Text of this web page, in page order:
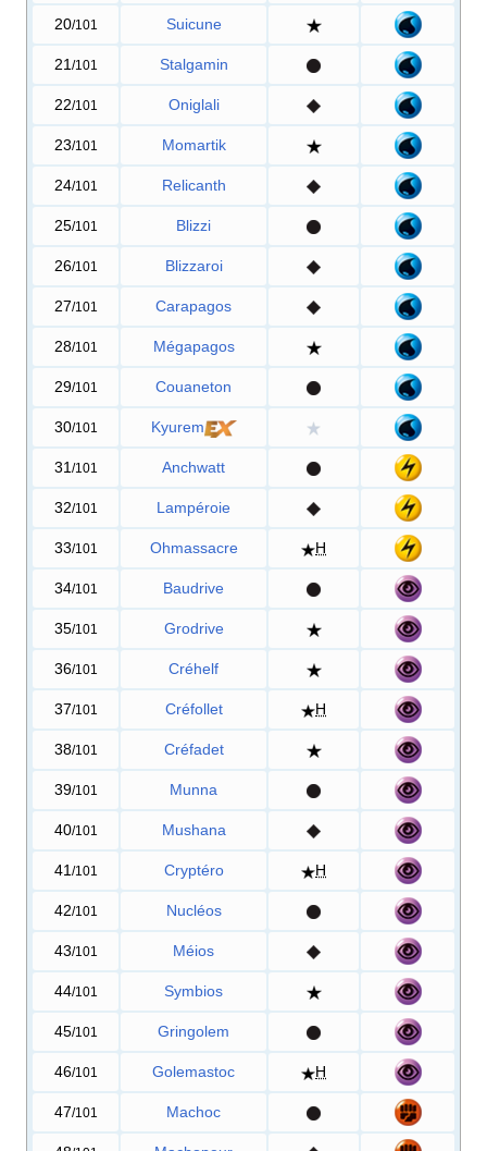
20/101 Suicune
21/101 Stalgamin
22/101 Oniglali
23/101 Momartik
24/101 Relicanth
25/101 Blizzi
26/101 Blizzaroi
27/101 Carapagos
28/101 Mégapagos
29/101 Couaneton
30/101 Kyurem
31/101 Anchwatt
32/101 Lampéroie
33/101 Ohmassacre H
34/101 Baudrive
35/101 Grodrive
36/101 Créhelf
37/101 Créfollet H
38/101 Créfadet
39/101 Munna
40/101 Mushana
41/101 Cryptéro H
42/101 Nucléos
43/101 Méios
44/101 Symbios
45/101 Gringolem
46/101 Golemastoc H
47/101 Machoc